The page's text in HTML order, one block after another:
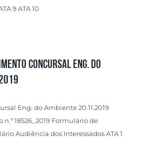
9 ATA 10
Concursal Eng. do
Eng. do Ambiente 20.11.2019
n.º 18526_2019 Formulário de
Audiência dos Interessados ATA 1